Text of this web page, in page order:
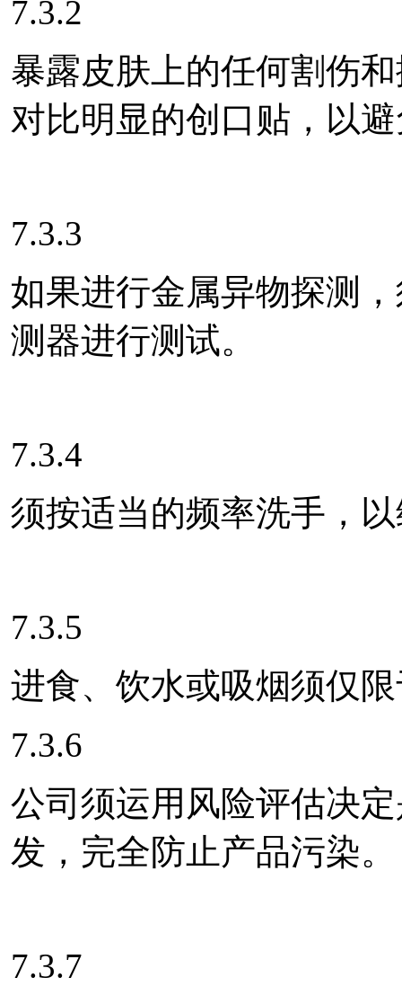
7.3.2
暴露皮肤上的任何割伤
对比明显的创口贴，以
7.3.3
如果进行金属异物探测
测器进行测试。
7.3.4
须按适当的频率洗手，
7.3.5
进食、饮水或吸烟须仅
7.3.6
公司须运用风险评估决
发，完全防止产品污染。
7.3.7